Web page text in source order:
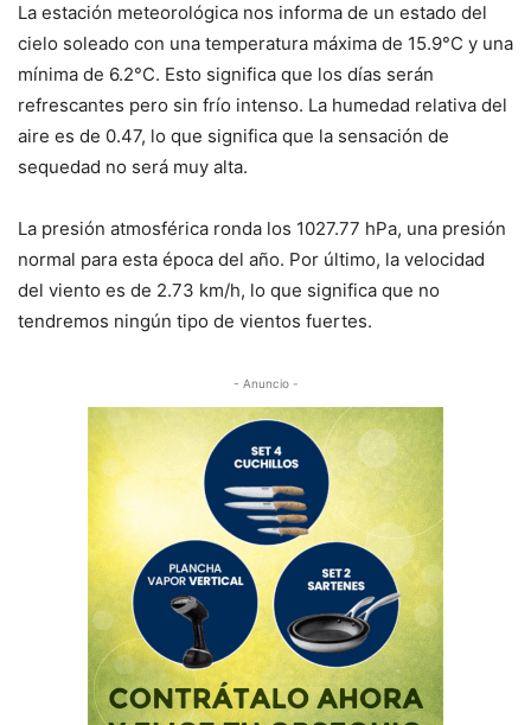
La estación meteorológica nos informa de un estado del
cielo soleado con una temperatura máxima de 15.9°C y una
mínima de 6.2°C. Esto significa que los días serán
refrescantes pero sin frío intenso. La humedad relativa del
aire es de 0.47, lo que significa que la sensación de
sequedad no será muy alta.
La presión atmosférica ronda los 1027.77 hPa, una presión
normal para esta época del año. Por último, la velocidad
del viento es de 2.73 km/h, lo que significa que no
tendremos ningún tipo de vientos fuertes.
- Anuncio -